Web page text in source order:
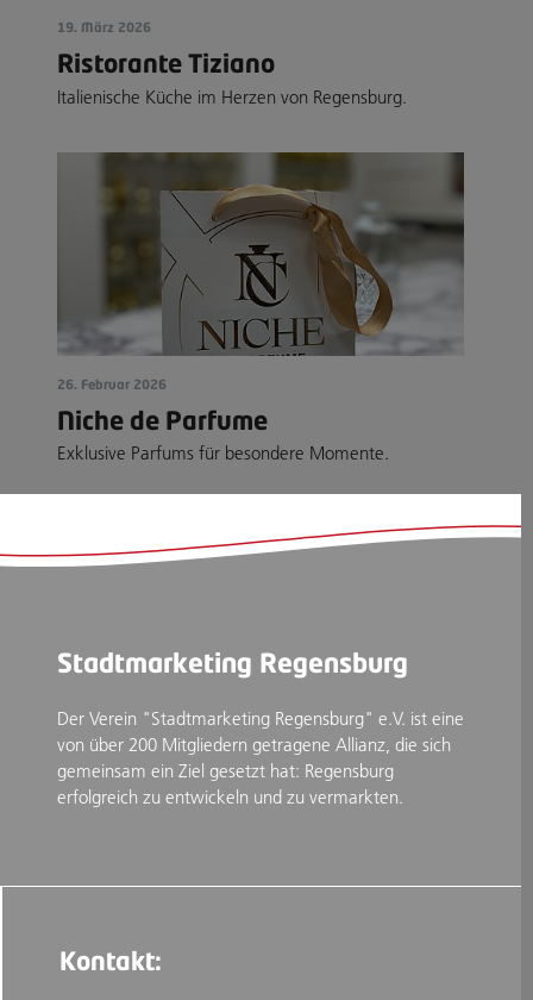
19. März 2026
Ristorante Tiziano
Italienische Küche im Herzen von Regensburg.
26. Februar 2026
Niche de Parfume
Exklusive Parfums für besondere Momente.
Stadtmarketing Regensburg
Der Verein "Stadtmarketing Regensburg" e.V. ist eine
von über 200 Mitgliedern getragene Allianz, die sich
gemeinsam ein Ziel gesetzt hat: Regensburg
erfolgreich zu entwickeln und zu vermarkten.
Kontakt: